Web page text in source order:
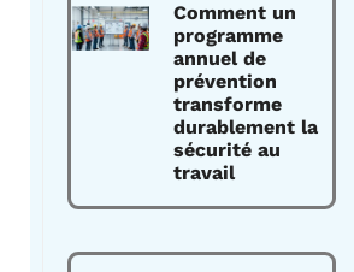
Comment un
programme
annuel de
prévention
transforme
durablement la
sécurité au
travail